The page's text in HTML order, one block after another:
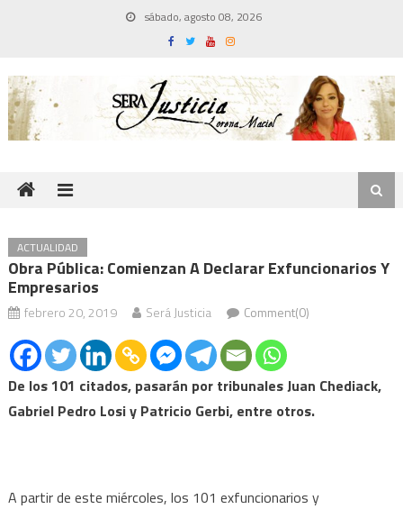
sábado, agosto 08, 2026
ACTUALIDAD
Obra Pública: Comienzan A Declarar Exfuncionarios Y
Empresarios
febrero 20, 2019 Será Justicia Comment(0)
De los 101 citados, pasarán por tribunales Juan Chediack,
Gabriel Pedro Losi y Patricio Gerbi, entre otros.
A partir de este miércoles, los 101 exfuncionarios y